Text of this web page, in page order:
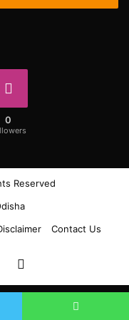
0
Reserved
Contact Us
Instagram